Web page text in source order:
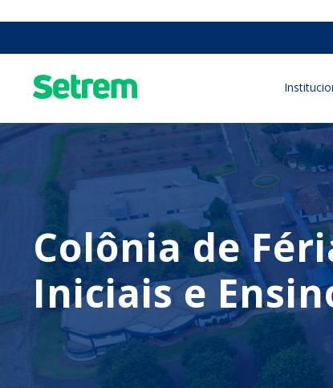
Colônia de
Iniciais e